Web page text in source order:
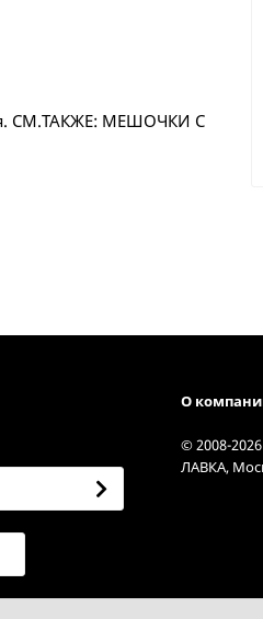
СМ.ТАКЖЕ: МЕШОЧКИ С
О
© 2008-
ЛАВКА,